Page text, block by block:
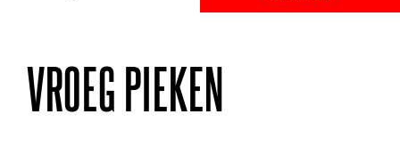
VROEG PIEKEN